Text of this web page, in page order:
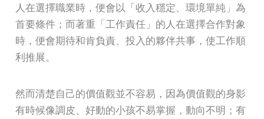
人在選擇職業時，便會以「收入穩定、環境單純」為
首要條件；而著重「工作責任」的人在選擇合作對象
時，便會期待和肯負責、投入的夥伴共事，使工作順
利推展。
然而清楚自己的價值觀並不容易，因為價值觀的身影
有時候像調皮、好動的小孩不易掌握，動向不明；有